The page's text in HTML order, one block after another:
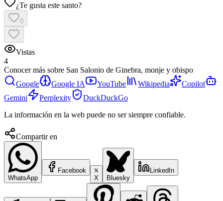
¿Te gusta este santo?
0
Vistas
4
Conocer más sobre San Salonio de Ginebra, monje y obispo
Google
Google IA YouTube Wikipedia
Copilot
Gemini
Perplexity
DuckDuckGo
La información en la web puede no ser siempre confiable.
Compartir en
WhatsApp
Facebook
X
Bluesky
LinkedIn